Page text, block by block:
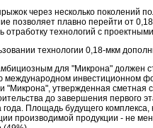
через несколько поколений
позволяет плавно перейти от
отработку технологий с
технологии 0,18-мкм
для "Микрона" должен
международном инвестиционном
"Микрона", утвержденная cметная
до завершения первого
года. Площадь будущего
производимой продукции - не